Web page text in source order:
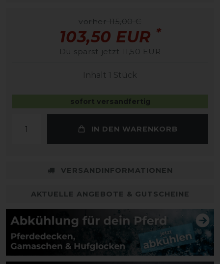
vorher 115,00 €
103,50 EUR *
Du sparst jetzt 11,50 EUR
Inhalt 1 Stück
sofort versandfertig
IN DEN WARENKORB
VERSANDINFORMATIONEN
AKTUELLE ANGEBOTE & GUTSCHEINE